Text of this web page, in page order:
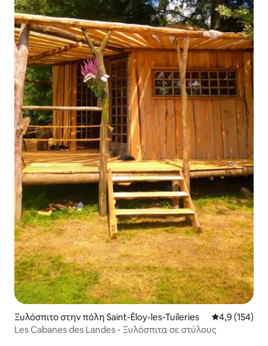
Ξυλόσπιτο στην πόλη Saint-Éloy-les-Tuileries Μέση
4,9 (154)
Les Cabanes des Landes - Ξυλόσπιτα σε στύλους